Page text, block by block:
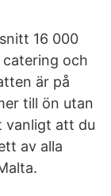
16 000
och
är på
till ön utan
vanligt att du
av alla